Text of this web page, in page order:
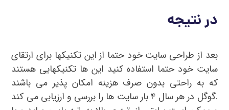
در نتیجه
بعد از طراحی سایت خود حتما از این تکنیکها برای ارتقای
سایت خود حتما استفاده کنید این ها تکنیکهایی هستند
که به راحتی بدون صرف هزینه امکان پذیر می باشند
.گوگل در هر سال ۴ بار سایت ها را بررسی و ارزیابی می کند